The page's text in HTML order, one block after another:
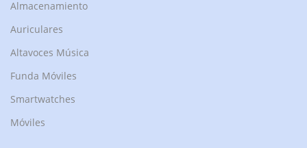
Almacenamiento
Auriculares
Altavoces Música
Funda Móviles
Smartwatches
Móviles